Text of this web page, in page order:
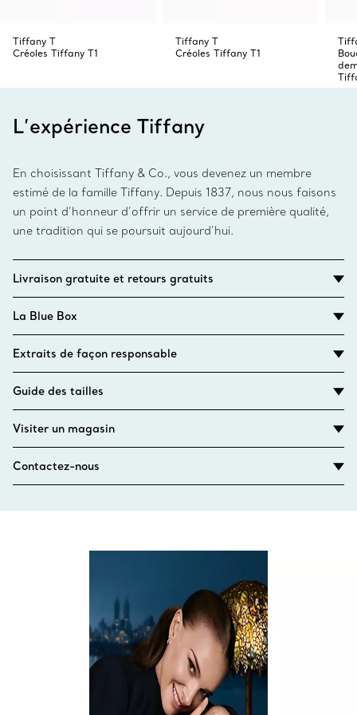
Tiffany T
Créoles Tiffany T1
Tiffany T
Créoles Tiffany T1
L’expérience Tiffany
En choisissant Tiffany & Co., vous devenez un membre
estimé de la famille Tiffany. Depuis 1837, nous nous faisons
un point d’honneur d’offrir un service de première qualité,
une tradition qui se poursuit aujourd’hui.
Livraison gratuite et retours gratuits
La Blue Box
Extraits de façon responsable
Guide des tailles
Visiter un magasin
Contactez-nous